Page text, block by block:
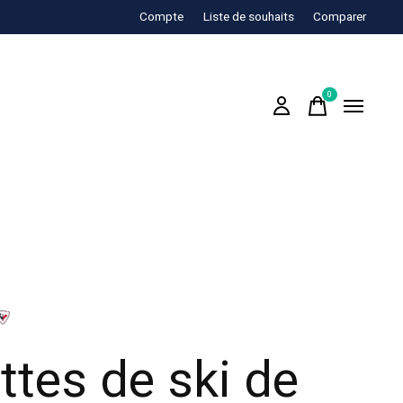
Compte Liste de souhaits Comparer
0items
de ski de